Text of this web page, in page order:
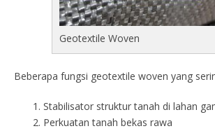
Geotextile Woven
Beberapa fungsi geotextile woven yang
Stabilisator struktur tanah di lahan
Perkuatan tanah bekas rawa